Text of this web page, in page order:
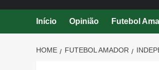
Início Opinião Futebol
HOME FUTEBOL AMADOR